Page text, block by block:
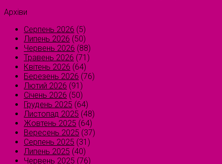
Архіви
Серпень 2026 (5)
Липень 2026 (50)
Червень 2026 (88)
Травень 2026 (71)
Квітень 2026 (64)
Березень 2026 (76)
Лютий 2026 (91)
Січень 2026 (50)
Грудень 2025 (64)
Листопад 2025 (48)
Жовтень 2025 (64)
Вересень 2025 (37)
Серпень 2025 (31)
Липень 2025 (40)
Червень 2025 (76)